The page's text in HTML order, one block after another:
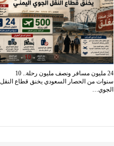
24 مليون مسافر ونصف مليون رحلة.. 10
سنوات من الحصار السعودي يخنق قطاع النقل
الجوي…